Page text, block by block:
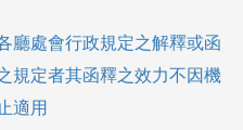
廳處會行政規定之解釋或函
規定者其函釋之效力不因機
適用